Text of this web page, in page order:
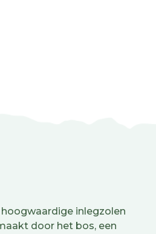
inlegzolen
door het bos, een